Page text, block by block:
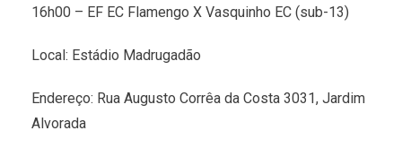
16h00 – EF EC Flamengo X Vasquinho EC (sub-13)
Local: Estádio Madrugadão
Endereço: Rua Augusto Corrêa da Costa 3031, Jardim
Alvorada